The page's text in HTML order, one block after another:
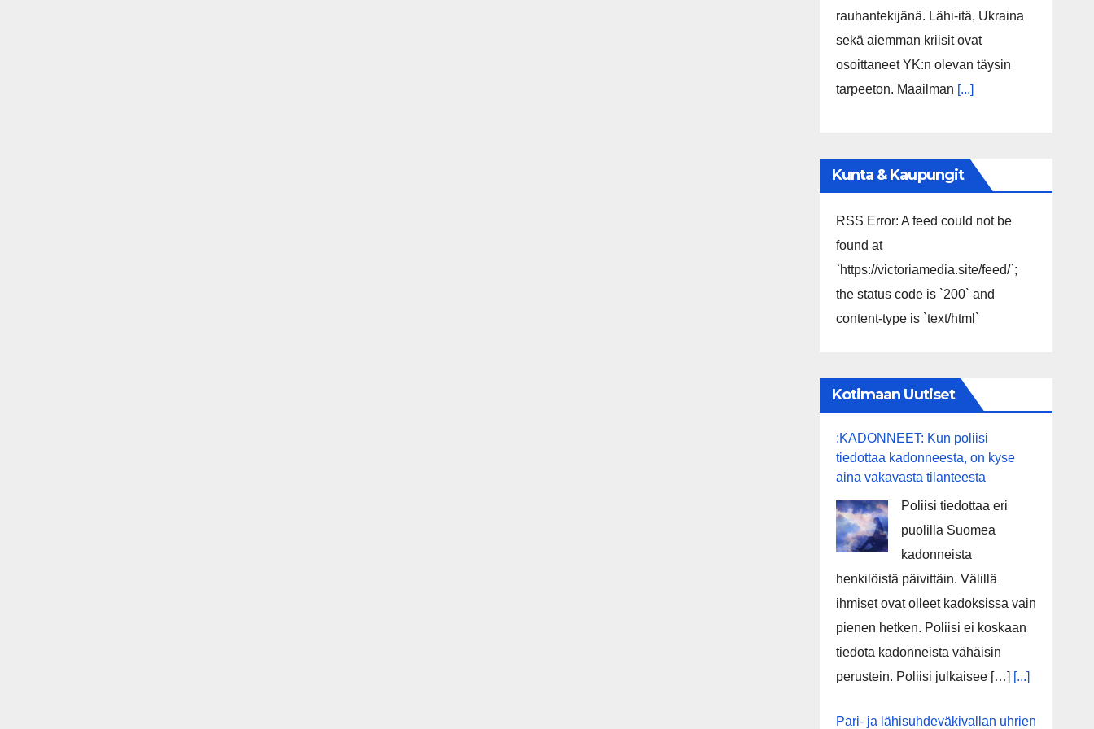
rauhantekijänä. Lähi-itä, Ukraina
sekä aiemman kriisit ovat
osoittaneet YK:n olevan täysin
tarpeeton. Maailman [...]
Kunta & Kaupungit
RSS Error: A feed could not be
found at
`https://victoriamedia.site/feed/`;
the status code is `200` and
content-type is `text/html`
Kotimaan Uutiset
:KADONNEET: Kun poliisi
tiedottaa kadonneesta, on kyse
aina vakavasta tilanteesta
Poliisi tiedottaa eri
puolilla Suomea
kadonneista
henkilöistä päivittäin. Välillä
ihmiset ovat olleet kadoksissa vain
pienen hetken. Poliisi ei koskaan
tiedota kadonneista vähäisin
perustein. Poliisi julkaisee […] [...]
Pari- ja lähisuhdeväkivallan uhrien